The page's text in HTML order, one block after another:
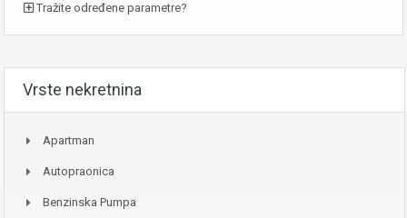
Tražite određene parametre?
Vrste nekretnina
Apartman
Autopraonica
Benzinska Pumpa